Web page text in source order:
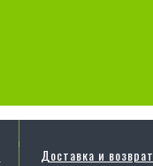
Доставка и возврат